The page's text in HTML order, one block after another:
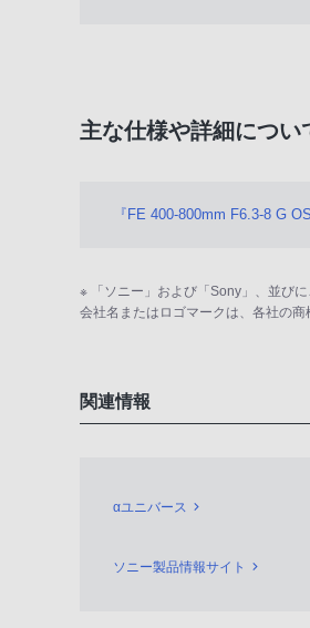
主な仕様や詳細につい
『FE 400-800mm F6.3-8 G
※ 「ソニー」および「Sony」、並び
会社名またはロゴマークは、各社の商
関連情報
αユニバース
ソニー製品情報サイト